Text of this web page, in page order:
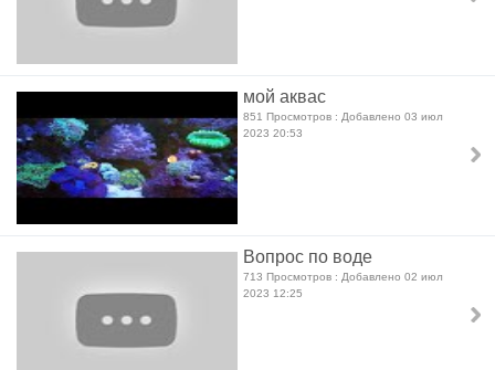
мой аквас
851 Просмотров : Добавлено 03 июл
2023 20:53
Вопрос по воде
713 Просмотров : Добавлено 02 июл
2023 12:25